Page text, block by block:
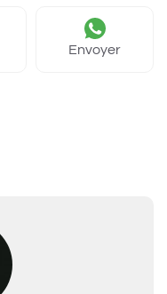
Envoyer